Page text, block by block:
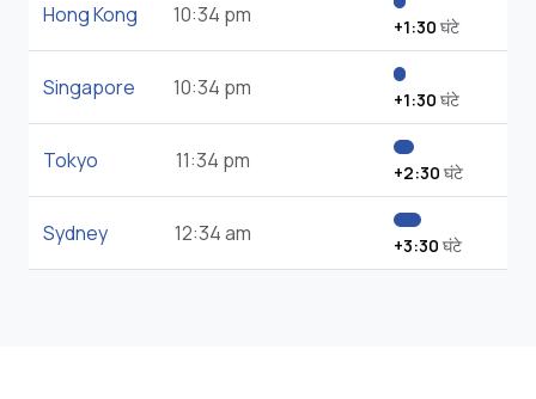
Hong Kong 10:34 pm +1:30 घंटे
Singapore 10:34 pm +1:30 घंटे
Tokyo 11:34 pm +2:30 घंटे
Sydney 12:34 am +3:30 घंटे